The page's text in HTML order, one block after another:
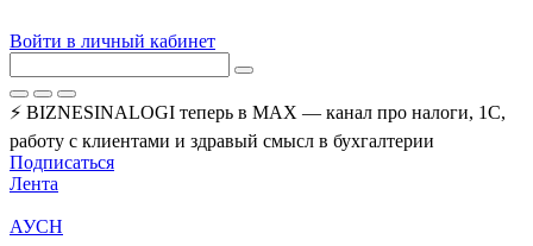
Войти в личный кабинет
⚡ BIZNESINALOGI теперь в MAX — канал про налоги, 1С,
работу с клиентами и здравый смысл в бухгалтерии
Подписаться
Лента
АУСН